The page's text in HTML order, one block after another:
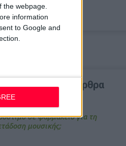
webpage.
information
to Google and
δημοφιλέστερα άρθρα
3/2026, 16:44
σε φαρμακείο για τη
μουσικής;